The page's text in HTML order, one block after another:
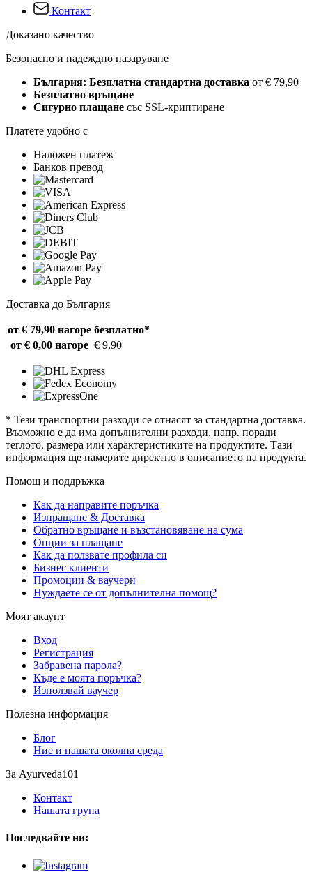
Контакт
Доказано качество
Безопасно и надеждно пазаруване
България: Безплатна стандартна доставка от € 79,90
Безплатно връщане
Сигурно плащане със SSL-криптиране
Платете удобно с
Наложен платеж
Банков превод
Доставка до България
от € 79,90 нагоре безплатно*
от € 0,00 нагоре € 9,90
* Тези транспортни разходи се отнасят за стандартна доставка.
Възможно е да има допълнителни разходи, напр. поради
теглото, размера или характеристиките на продуктите. Тази
информация ще намерите директно в описанието на продукта.
Помощ и поддръжка
Как да направите поръчка
Изпращане & Доставка
Обратно връщане и възстановяване на сума
Опции за плащане
Как да ползвате профила си
Бизнес клиенти
Промоции & ваучери
Нуждаете се от допълнителна помощ?
Моят акаунт
Вход
Регистрация
Забравена парола?
Къде е моята поръчка?
Използвай ваучер
Полезна информация
Блог
Ние и нашата околна среда
За Ayurveda101
Контакт
Нашата група
Последвайте ни: